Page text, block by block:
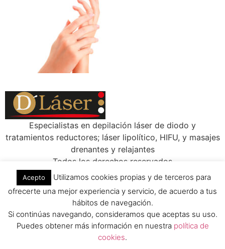
Especialistas en depilación láser de diodo y
tratamientos reductores; láser lipolítico, HIFU, y masajes
drenantes y relajantes
Todos los derechos reservados
Acepto
Utilizamos cookies propias y de terceros para
ofrecerte una mejor experiencia y servicio, de acuerdo a tus
hábitos de navegación.
Si continúas navegando, consideramos que aceptas su uso.
Puedes obtener más información en nuestra política de
cookies.